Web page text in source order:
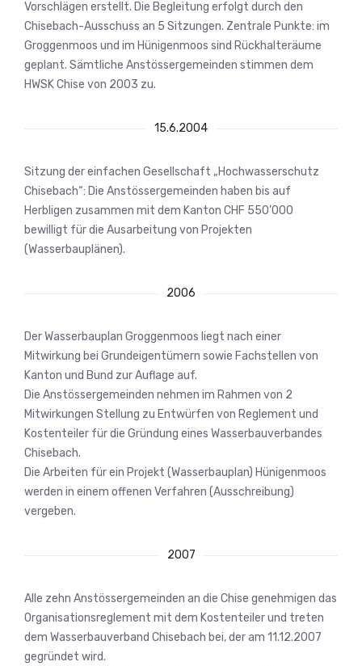
Vorschlägen erstellt. Die Begleitung erfolgt durch den
Chisebach-Ausschuss an 5 Sitzungen. Zentrale Punkte: im
Groggenmoos und im Hünigenmoos sind Rückhalteräume
geplant. Sämtliche Anstössergemeinden stimmen dem
HWSK Chise von 2003 zu.
15.6.2004
Sitzung der einfachen Gesellschaft „Hochwasserschutz
Chisebach“: Die Anstössergemeinden haben bis auf
Herbligen zusammen mit dem Kanton CHF 550’000
bewilligt für die Ausarbeitung von Projekten
(Wasserbauplänen).
2006
Der Wasserbauplan Groggenmoos liegt nach einer
Mitwirkung bei Grundeigentümern sowie Fachstellen von
Kanton und Bund zur Auflage auf.
Die Anstössergemeinden nehmen im Rahmen von 2
Mitwirkungen Stellung zu Entwürfen von Reglement und
Kostenteiler für die Gründung eines Wasserbauverbandes
Chisebach.
Die Arbeiten für ein Projekt (Wasserbauplan) Hünigenmoos
werden in einem offenen Verfahren (Ausschreibung)
vergeben.
2007
Alle zehn Anstössergemeinden an die Chise genehmigen das
Organisationsreglement mit dem Kostenteiler und treten
dem Wasserbauverband Chisebach bei, der am 11.12.2007
gegründet wird.